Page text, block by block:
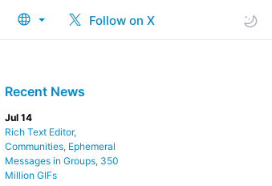
Follow on X
Recent News
Jul 14
Rich Text Editor,
Communities, Ephemeral
Messages in Groups, 350
Million GIFs